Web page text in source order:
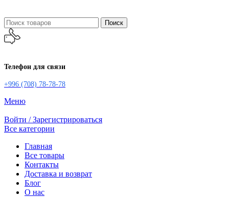
Поиск
Телефон для связи
+996 (708) 78-78-78
Меню
Войти / Зарегистрироваться
Все категории
Главная
Все товары
Контакты
Доставка и возврат
Блог
О нас